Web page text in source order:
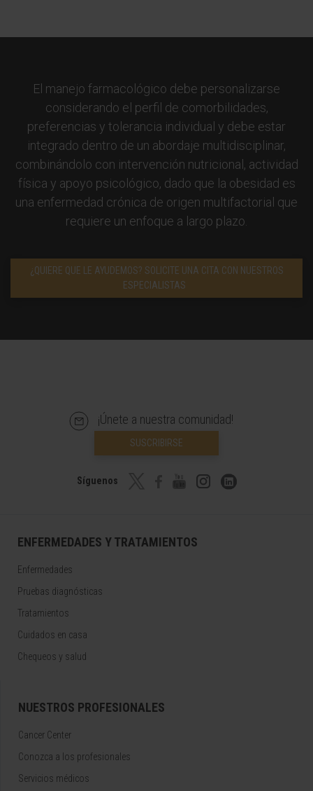
El manejo farmacológico debe personalizarse
considerando el perfil de comorbilidades,
preferencias y tolerancia individual y debe estar
integrado dentro de un abordaje multidisciplinar,
combinándolo con intervención nutricional, actividad
física y apoyo psicológico, dado que la obesidad es
una enfermedad crónica de origen multifactorial que
requiere un enfoque a largo plazo.
¿QUIERE QUE LE AYUDEMOS? SOLICITE UNA CITA CON NUESTROS
ESPECIALISTAS
¡Únete a nuestra comunidad!
SUSCRIBIRSE
Síguenos
ENFERMEDADES Y TRATAMIENTOS
Enfermedades
Pruebas diagnósticas
Tratamientos
Cuidados en casa
Chequeos y salud
NUESTROS PROFESIONALES
Cancer Center
Conozca a los profesionales
Servicios médicos